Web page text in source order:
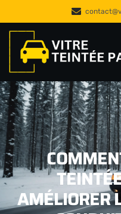
AMÉLIORER